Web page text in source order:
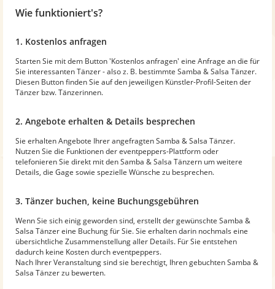
Wie funktioniert's?
1. Kostenlos anfragen
Starten Sie mit dem Button 'Kostenlos anfragen' eine Anfrage an die für
Sie interessanten Tänzer - also z. B. bestimmte Samba & Salsa Tänzer.
Diesen Button finden Sie auf den jeweiligen Künstler-Profil-Seiten der
Tänzer bzw. Tänzerinnen.
2. Angebote erhalten & Details besprechen
Sie erhalten Angebote Ihrer angefragten Samba & Salsa Tänzer.
Nutzen Sie die Funktionen der eventpeppers-Plattform oder
telefonieren Sie direkt mit den Samba & Salsa Tänzern um weitere
Details, die Gage sowie spezielle Wünsche zu besprechen.
3. Tänzer buchen, keine Buchungsgebühren
Wenn Sie sich einig geworden sind, erstellt der gewünschte Samba &
Salsa Tänzer eine Buchung für Sie. Sie erhalten darin nochmals eine
übersichtliche Zusammenstellung aller Details. Für Sie entstehen
dadurch keine Kosten durch eventpeppers.
Nach Ihrer Veranstaltung sind sie berechtigt, Ihren gebuchten Samba &
Salsa Tänzer zu bewerten.